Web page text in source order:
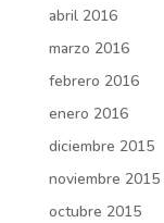
abril 2016
marzo 2016
febrero 2016
enero 2016
diciembre 2015
noviembre 2015
octubre 2015